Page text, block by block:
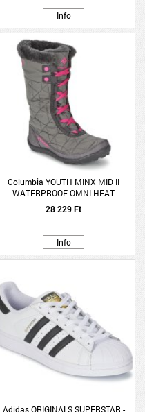
Info
Columbia YOUTH MINX MID II
WATERPROOF OMNI-HEAT
28 229 Ft
Info
Adidas ORIGINALS SUPERSTAR -